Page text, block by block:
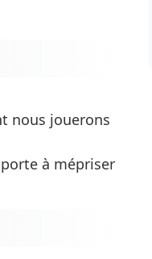
nous jouerons
à mépriser